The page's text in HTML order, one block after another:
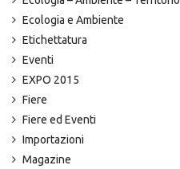
Ecologia e Ambiente
Etichettatura
Eventi
EXPO 2015
Fiere
Fiere ed Eventi
Importazioni
Magazine